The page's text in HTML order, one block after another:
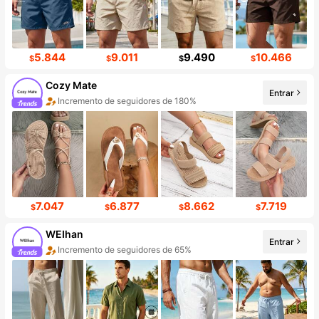
$5.844 $9.011 $9.490 $10.466
Cozy Mate
Incremento de seguidores de 180%
Entrar
$7.047 $6.877 $8.662 $7.719
WEIhan
Incremento de seguidores de 65%
Entrar